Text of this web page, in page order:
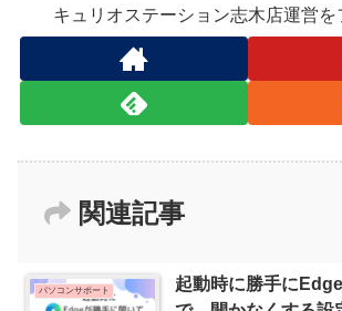
キュリオステーション志木店運営を
関連記事
パソコンサポート
起動時に勝手に